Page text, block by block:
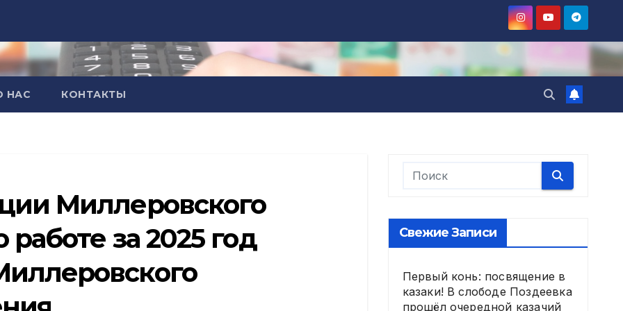
НАС КОНТАКТЫ
Миллеровского
работе за 2025 год
Свежие Записи
Первый конь: посвящение в
казаки! В слободе Поздеевка
прошёл очередной казачий